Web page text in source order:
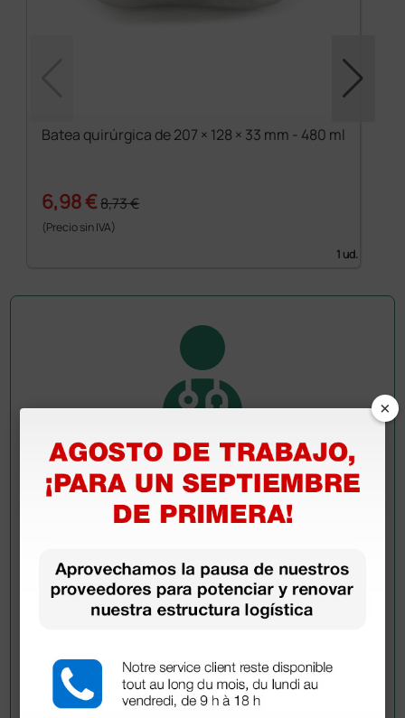
Batea quirúrgica de 207 × 128 × 33 mm - 480 ml
6,98 €8,73 €
(Precio sin IVA)
1 ud.
Pregúntale a un colega
¿Todavía tienes alguna duda? ¿Necesitas más
información?
Envía ahora mismo tu pregunta a los colegas que ya
Envía tu pregunta
×